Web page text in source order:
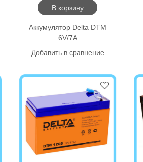
В корзину
Аккумулятор Delta DTM
6V/7А
Добавить в сравнение